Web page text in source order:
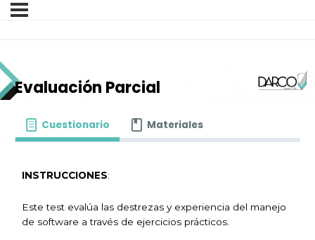
Evaluación Parcial
Cuestionario Materiales
INSTRUCCIONES:
Este test evalúa las destrezas y experiencia del manejo
de software a través de ejercicios prácticos.